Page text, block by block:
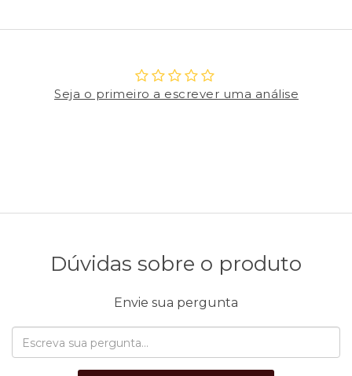
Seja o primeiro a escrever uma análise
Dúvidas sobre o produto
Envie sua pergunta